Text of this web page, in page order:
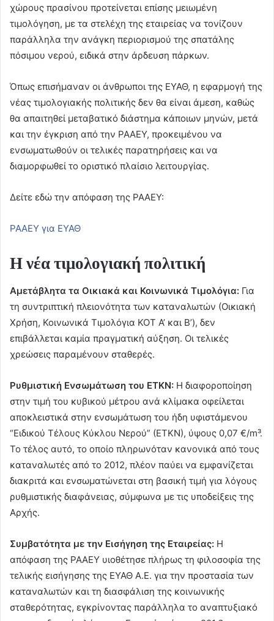
χώρους πρασίνου προτείνεται επίσης μειωμένη
τιμολόγηση, με τα στελέχη της εταιρείας να τονίζουν
παράλληλα την ανάγκη περιορισμού της σπατάλης
πόσιμου νερού, ειδικά στην άρδευση πάρκων.
Όπως επισήμαναν οι άνθρωποι της ΕΥΑΘ, η εφαρμογή της
νέας τιμολογιακής πολιτικής δεν θα είναι άμεση, καθώς
θα απαιτηθεί μεταβατικό διάστημα κάποιων μηνών, μετά
και την έγκριση από την ΡΑΑΕΥ, προκειμένου να
ενσωματωθούν οι τελικές παρατηρήσεις και να
διαμορφωθεί το οριστικό πλαίσιο λειτουργίας.
Δείτε εδώ την απόφαση της ΡΑΑΕΥ:
ΡΑΑΕΥ για ΕΥΑΘ
Η νέα τιμολογιακή πολιτική
Αμετάβλητα τα Οικιακά και Κοινωνικά Τιμολόγια: Για
τη συντριπτική πλειονότητα των καταναλωτών (Οικιακή
Χρήση, Κοινωνικά Τιμολόγια ΚΟΤ Α’ και Β’), δεν
επιβάλλεται καμία πραγματική αύξηση. Οι τελικές
χρεώσεις παραμένουν σταθερές.
Ρυθμιστική Ενσωμάτωση του ΕΤΚΝ: Η διαφοροποίηση
στην τιμή του κυβικού μέτρου ανά κλίμακα οφείλεται
αποκλειστικά στην ενσωμάτωση του ήδη υφιστάμενου
“Ειδικού Τέλους Κύκλου Νερού” (ΕΤΚΝ), ύψους 0,07 €/m³.
Το τέλος αυτό, το οποίο πληρωνόταν κανονικά από τους
καταναλωτές από το 2012, πλέον παύει να εμφανίζεται
διακριτά και ενσωματώνεται στη βασική τιμή για λόγους
ρυθμιστικής διαφάνειας, σύμφωνα με τις υποδείξεις της
Αρχής.
Συμβατότητα με την Εισήγηση της Εταιρείας: Η
απόφαση της ΡΑΑΕΥ υιοθέτησε πλήρως τη φιλοσοφία της
τελικής εισήγησης της ΕΥΑΘ Α.Ε. για την προστασία των
καταναλωτών και τη διασφάλιση της κοινωνικής
σταθερότητας, εγκρίνοντας παράλληλα το αναπτυξιακό